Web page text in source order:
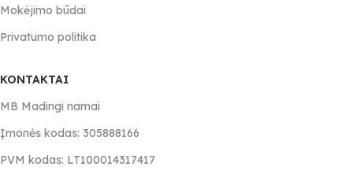
Mokėjimo būdai
Privatumo politika
KONTAKTAI
MB Madingi namai
Įmonės kodas: 305888166
PVM kodas: LT100014317417